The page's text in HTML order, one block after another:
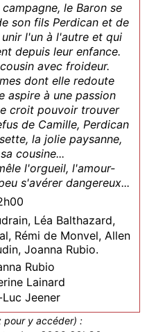
le Baron se
son fils Perdican et de
l'un à l'autre et qui
depuis leur enfance.
avec froideur.
dont elle redoute
aspire à une passion
croit pouvoir trouver
de Camille, Perdican
la jolie paysanne,
cousine...
l'orgueil, l'amour-
s'avérer dangereux...
Léa Balthazard,
Rémi de Monvel, Allen
Joanna Rubio.
Rubio
Lainard
Jeener
(cliquez pour y accéder) :